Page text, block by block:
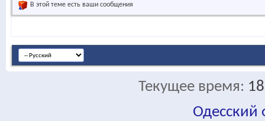
В этой теме есть ваши сообщения
Текущее время:
Одесский